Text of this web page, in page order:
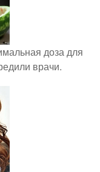
доза для
врачи.